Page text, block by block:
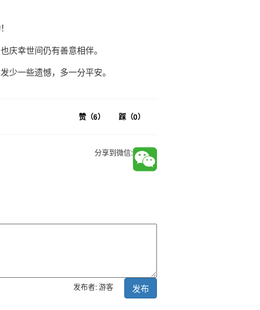
庆幸世间仍有善意相伴。
少一些遗憾，多一分平安。
赞（6） 踩（0）
分享到微信:
发布者: 游客 发布